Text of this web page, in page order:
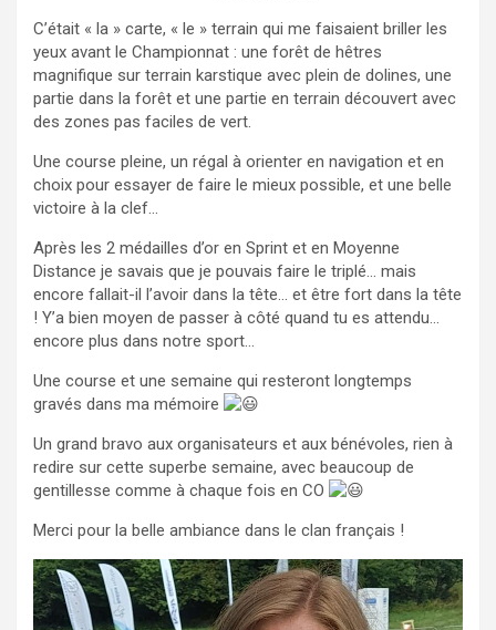
C’était « la » carte, « le » terrain qui me faisaient briller les
yeux avant le Championnat : une forêt de hêtres
magnifique sur terrain karstique avec plein de dolines, une
partie dans la forêt et une partie en terrain découvert avec
des zones pas faciles de vert.
Une course pleine, un régal à orienter en navigation et en
choix pour essayer de faire le mieux possible, et une belle
victoire à la clef…
Après les 2 médailles d’or en Sprint et en Moyenne
Distance je savais que je pouvais faire le triplé… mais
encore fallait-il l’avoir dans la tête… et être fort dans la tête
! Y’a bien moyen de passer à côté quand tu es attendu…
encore plus dans notre sport…
Une course et une semaine qui resteront longtemps
gravés dans ma mémoire
Un grand bravo aux organisateurs et aux bénévoles, rien à
redire sur cette superbe semaine, avec beaucoup de
gentillesse comme à chaque fois en CO
Merci pour la belle ambiance dans le clan français !